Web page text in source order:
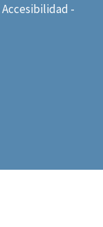
Accesibilidad -